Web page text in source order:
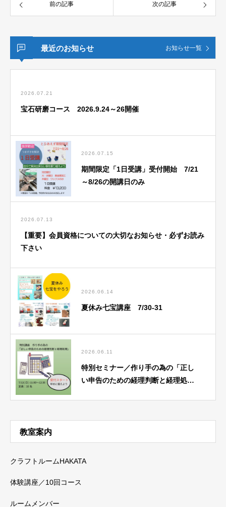
前の記事 次の記事
最近のお知らせ お知らせ一覧
2026.07.21
宝石研磨コース 2026.9.24～26開催
2026.07.15
期間限定「1日受講」受付開始 7/21
～8/26の開講日のみ
2026.07.13
【重要】会員資格についての大切なお知らせ・必ずお読み
下さい
2026.06.14
夏休み七宝講座 7/30-31
2026.06.11
特別セミナー／作り手の為の「正し
い申告のための経理判断と経理処
教室案内
クラフトルームHAKATA
体験講座／10回コース
ルームメンバー